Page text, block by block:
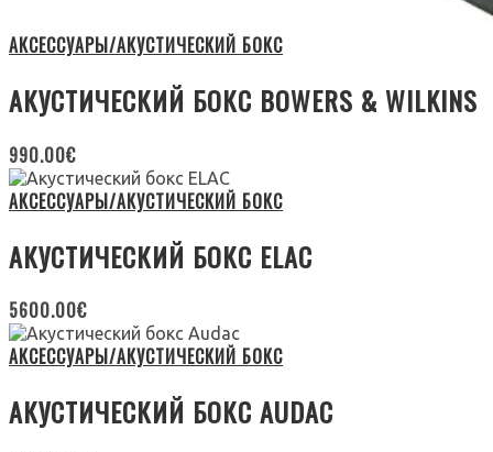
АКСЕССУАРЫ/АКУСТИЧЕСКИЙ БОКС
АКУСТИЧЕСКИЙ БОКС BOWERS & WILKINS
990.00€
АКСЕССУАРЫ/АКУСТИЧЕСКИЙ БОКС
АКУСТИЧЕСКИЙ БОКС ELAC
5600.00€
АКСЕССУАРЫ/АКУСТИЧЕСКИЙ БОКС
АКУСТИЧЕСКИЙ БОКС AUDAC